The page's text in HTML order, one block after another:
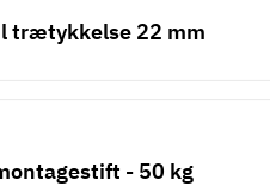
trætykkelse 22 mm
- 50 kg